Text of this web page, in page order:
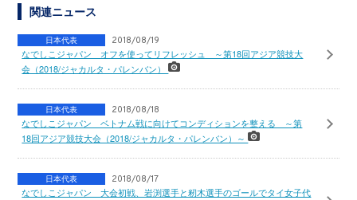
関連ニュース
日本代表 2018/08/19
なでしこジャパン オフを使ってリフレッシュ ～第18回アジア競技大
会（2018/ジャカルタ・パレンバン）
日本代表 2018/08/18
なでしこジャパン ベトナム戦に向けてコンディションを整える ～第
18回アジア競技大会（2018/ジャカルタ・パレンバン）～
日本代表 2018/08/17
なでしこジャパン 大会初戦、岩渕選手と籾木選手のゴールでタイ女子代